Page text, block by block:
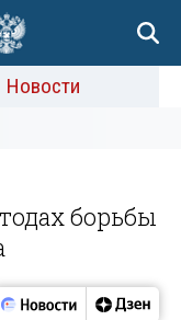
Новости
борьбы